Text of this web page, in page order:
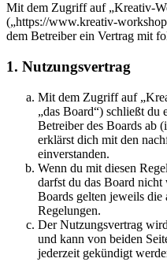
Mit dem Zugriff auf „Kreativ-
(„https://www.kreativ-
dem Betreiber ein Vertrag mit
1. Nutzungsvertrag
Mit dem Zugriff auf
„das Board“) schließt du
Betreiber des Boards ab
erklärst dich mit den
einverstanden.
Wenn du mit diesen
darfst du das Board
Boards gelten jeweils die
Regelungen.
Der Nutzungsvertrag
und kann von beiden
jederzeit gekündigt